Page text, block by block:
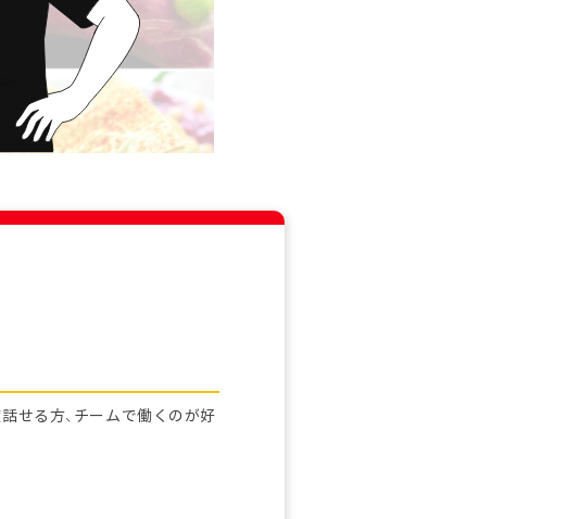
せる方、チームで働くのが好